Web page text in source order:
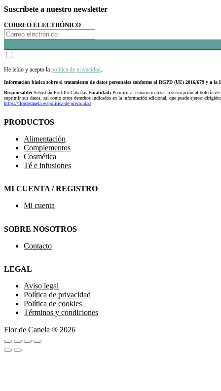
Suscríbete a nuestro newsletter
CORREO ELECTRÓNICO
He leído y acepto la política de privacidad
Información básica sobre el tratamiento de datos personales conforme al RGPD (UE) 2016/679 y a la
Responsable: Sebastián Portillo Cabañas Finalidad: Permitir al usuario realizar la suscripción al boletín
suprimir sus datos, así como otros derechos indicados en la información adicional, que puede ejercer
https://flordecanela.es/politica-de-privacidad
PRODUCTOS
Alimentación
Complementos
Cosmética
Té e infusiones
MI CUENTA / REGISTRO
Mi cuenta
SOBRE NOSOTROS
Contacto
LEGAL
Aviso legal
Política de privacidad
Política de cookies
Términos y condiciones
Flor de Canela ® 2026